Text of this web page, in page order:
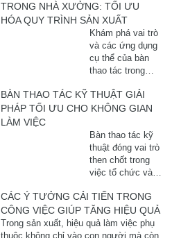
ngoài. Sản phẩm
này được ứng
dụng rộng rãi
trong công nghiệp
nhờ tính ...
TRONG NHÀ XƯỞNG: TỐI ƯU
HÓA QUY TRÌNH SẢN XUẤT
Khám phá vai trò
và các ứng dụng
cụ thể của bàn
thao tác trong
lắp ráp đến kiểm
tra chất lượng,
tối ưu không
gian, tăng năng
...
BÀN THAO TÁC KỸ THUẬT GIẢI
PHÁP TỐI ƯU CHO KHÔNG GIAN
LÀM VIỆC
Bàn thao tác kỹ
thuật đóng vai trò
then chốt trong
việc tổ chức và
gian làm việc tại
các nhà xưởng,
phòng nghiên cứu
và dây chuyền
CÁC Ý TƯỞNG CẢI TIẾN TRONG
CÔNG VIỆC GIÚP TĂNG HIỆU QUẢ
Trong sản xuất, hiệu quả làm việc phụ
thuộc không chỉ vào con người mà còn